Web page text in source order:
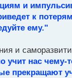
и
к
ему."
и
учит нас чему-
прекращают